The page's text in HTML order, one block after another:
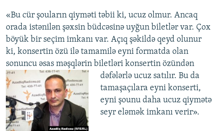
«Bu cür şouların qiyməti təbii ki, ucuz olmur. Ancaq
orada istənilən şəxsin büdcəsinə uyğun biletlər var. Çox
böyük bir seçim imkanı var. Açıq şəkildə qeyd olunur
ki, konsertin özü ilə tamamilə eyni formatda olan
sonuncu əsas məşqlərin biletləri konsertin özündən
dəfələrlə ucuz satılır. Bu da
tamaşaçılara eyni konserti,
eyni şounu daha ucuz qiymətə
seyr eləmək imkanı verir».